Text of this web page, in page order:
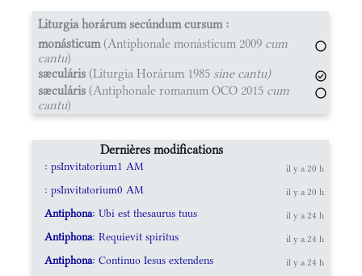
Liturgia horárum secúndum cursum :
monásticum(Antiphonale monásticum 2009 cum
cantu)
sæculáris (Liturgia Horárum 1985 sine cantu)
sæculáris (Antiphonale romanum OCO 2015 cum
cantu)
Dernières modifications
: psInvitatorium1 AM il y a 20 h
: psInvitatorium0 AM il y a 20 h
Antiphona: Ubi est thesaurus tuus il y a 24 h
Antiphona: Requievit spiritus il y a 24 h
Antiphona: Continuo Iesus extendens il y a 24 h